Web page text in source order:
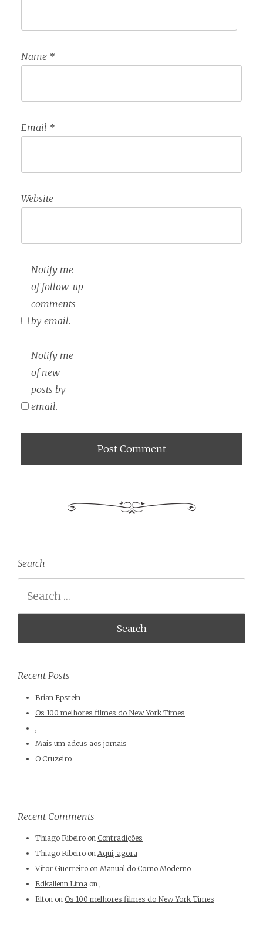
Name *
Email *
Website
Notify me
of follow-up
comments
by email.
Notify me
of new
posts by
email.
Search
Recent Posts
Brian Epstein
Os 100 melhores filmes do New York Times
Mais um adeus aos jornais
O Cruzeiro
Recent Comments
Thiago Ribeiro on Contradições
Thiago Ribeiro on Aqui, agora
Vítor Guerreiro on Manual do Corno Moderno
Edkallenn Lima on ,
Elton on Os 100 melhores filmes do New York Times